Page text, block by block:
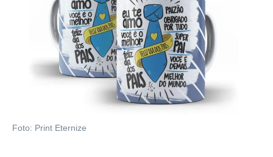
Foto: Print Eternize